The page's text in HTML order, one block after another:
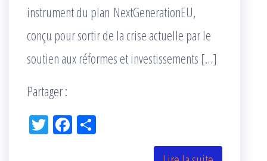
instrument du plan NextGenerationEU,
conçu pour sortir de la crise actuelle par le
soutien aux réformes et investissements […]
Partager :
Tw Fac